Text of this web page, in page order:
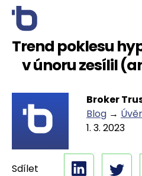
Trend poklesu
v únoru zesílil
Broker
Blog →
1. 3. 2023
Sdílet